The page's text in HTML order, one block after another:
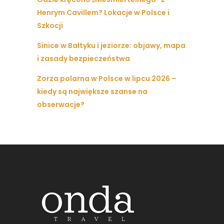
Henrym Cavillem? Lokacje w Polsce i
Szkocji
Sinice w Bałtyku i jeziorze: objawy, mapa
i zasady bezpieczeństwa
Zorza polarna w Polsce w lipcu 2026 –
kiedy są największe szanse na
obserwacje?